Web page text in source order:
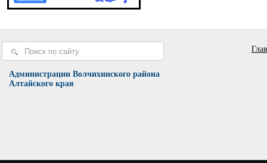
Администрации Волчихинского района
Алтайского края